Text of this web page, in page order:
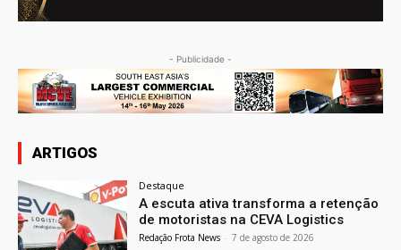
- Publicidade -
ARTIGOS
Destaque
A escuta ativa transforma a retenção
de motoristas na CEVA Logistics
Redação Frota News - 7 de agosto de 2026